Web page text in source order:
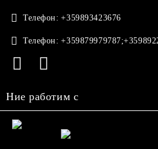
Телефон: +359893423676
Телефон:
Ние работим с